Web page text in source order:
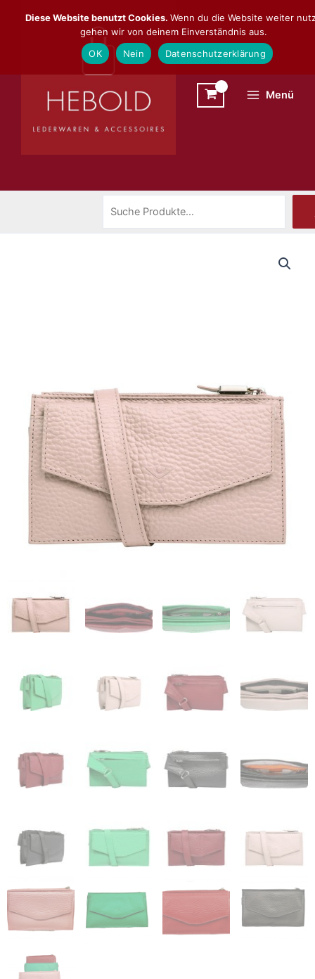
Inhalt
Menü
Diese Website benutzt Cookies. Wenn du die Website weiter
gehen wir von deinem Einverständnis aus.
OK
Nein Datenschutzerklärung